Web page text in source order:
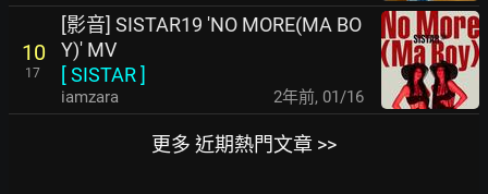
10
17
[影音] SISTAR19 'NO MORE(MA BO
Y)' MV
[SISTAR]
iamzara 2年前, 01/16
更多 近期熱門文章 >>